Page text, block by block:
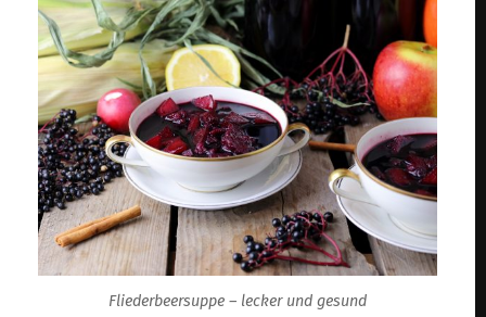
Fliederbeersuppe – lecker und gesund